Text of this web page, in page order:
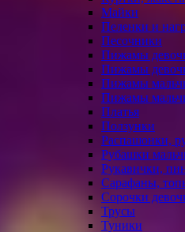
Майки
Пеленки и
Песочники
Пижамы
Пижамы
Пижамы
Пижамы
Платья
Ползунки
Распашонки,
Рубашки
Рукавички,
Сарафаны,
Сорочки
Трусы
Туники